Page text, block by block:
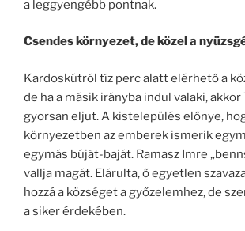
a leggyengébb pontnak.
Csendes környezet, de közel a
Kardoskútról tíz perc alatt elérhető a
de ha a másik irányba indul valaki,
gyorsan eljut. A kistelepülés előnye,
környezetben az emberek ismerik
egymás búját-baját. Ramasz Imre
vallja magát. Elárulta, ő egyetlen
hozzá a községet a győzelemhez, de
a siker érdekében.